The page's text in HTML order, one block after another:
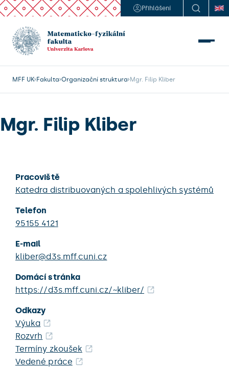
Přihlášení
MFF UK Fakulta Organizační struktura Mgr. Filip Kliber
Mgr. Filip Kliber
Pracoviště
Katedra distribuovaných a spolehlivých systémů
Telefon
95155 4121
E-mail
kliber@d3s.mff.cuni.cz
Domácí stránka
https://d3s.mff.cuni.cz/~kliber/
Odkazy
Výuka
Rozvrh
Termíny zkoušek
Vedené práce